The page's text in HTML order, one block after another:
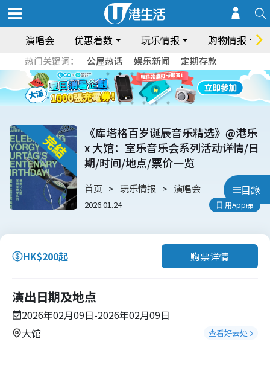
演唱会 优惠着数 玩乐情报 购物情报
热门关键词： 公屋热话 娱乐新闻 定期存款
目錄
《库塔格百岁诞辰音乐精选》@港乐
x 大馆：室乐音乐会系列活动详情/日
期/时间/地点/票价一览
首页 玩乐情报 演唱会
2026.01.24 用App睇
HK$200起 购票详情
演出日期及地点
2026年02月09日-2026年02月09日
大馆
查看好去处